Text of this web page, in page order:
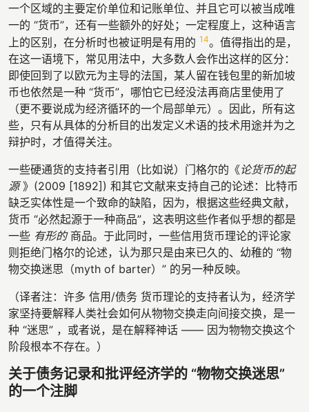
一个区域的主要定价单位和记账单位、并且它可以被当成唯
一的 “货币”，还有一些额外的好处；一定程度上，这种语言
上的区别，在分析时也被证明是有用的 14。值得指出的是，
在这一语境下，常见用法中，大多数人会作出这样的区分：
即使回到了以欧元为主导的法国，某人留在钱包里的新加坡
币也依然是一种 “货币”，哪怕它已经没法再商店里使用了
（更不要说成为经济循环的一个局部单元）。因此，所有这
些，只有从具体的分析目的出发定义术语的技术用途并为之
辩护时，才值得关注。
一些硬通货的支持者引用（比如说）门格尔的《论货币的起
源》(2009 [1892]) 和其它文献来支持自己的论述：比特币
缺乏实体性是一个致命的缺陷，因为，根据这些经典文献，
货币 “必然起源于一种商品”，这表明这些作者似乎想的都是
一些 有形的商品。于此同时，一些信用货币理论的评论家
则拒绝门格尔的论述，认为那只是由来已久的、幼稚的 “物
物交换迷思（myth of barter）” 的另一种反映。
（译者注：许多 信用/债务 货币理论的支持者认为，经济学
家坚持要解释人类社会如何从物物交换走向间接交换，是一
种 “迷思” ，或者说，是在解释神话 —— 因为物物交换这个
阶段根本不存在。）
关于债务记录和批评经济学的 “物物交换迷思”
的一个注脚